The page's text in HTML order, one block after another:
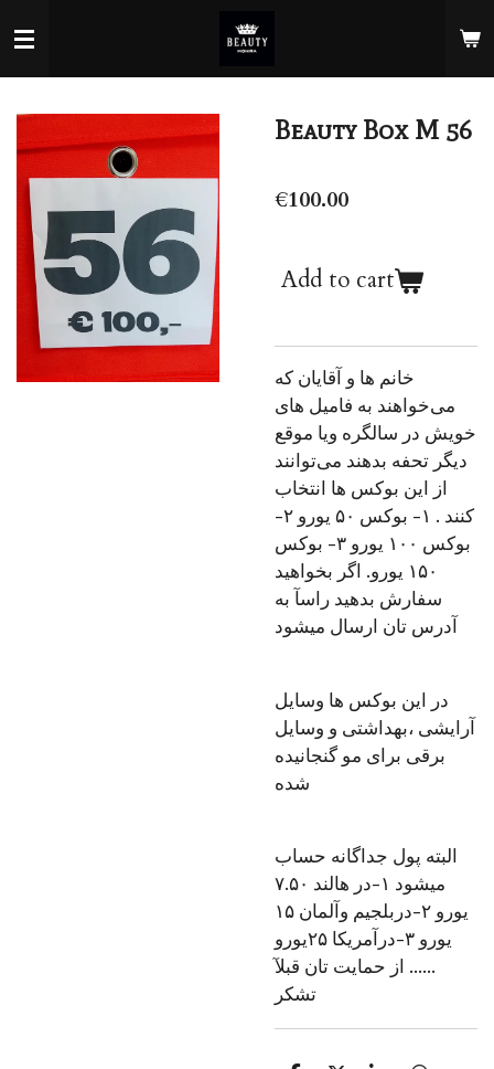
to
main
Beauty Box M 56
€100.00
Add to cart
خانم ها و آقایان که
می‌خواهند به فامیل های
خویش در سالگره ویا موقع
دیگر تحفه بدهند می‌توانند
از این بوکس ها انتخاب
کنند . ۱- بوکس ۵۰ یورو ۲-
بوکس ۱۰۰ یورو ۳- بوکس
۱۵۰ یورو. اگر بخواهید
سفارش بدهید راسآ به
آدرس تان ارسال میشود
در این بوکس ها وسایل
آرایشی ،بهداشتی و وسایل
برقی برای مو گنجانیده
شده
البته‌ پول جداگانه حساب
میشود ۱-در هالند ۷.۵۰
یورو ۲-دربلجیم وآلمان ۱۵
یورو ۳-درآمریکا ۲۵یورو
...... از حمایت تان قبلآ
تشکر